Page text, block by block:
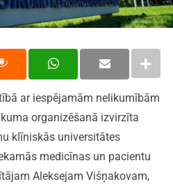
ar iespējamām nelikumībām
organizēšanā izvirzīta
klīniskās universitātes
medicīnas un pacientu
Aleksejam Višņakovam,